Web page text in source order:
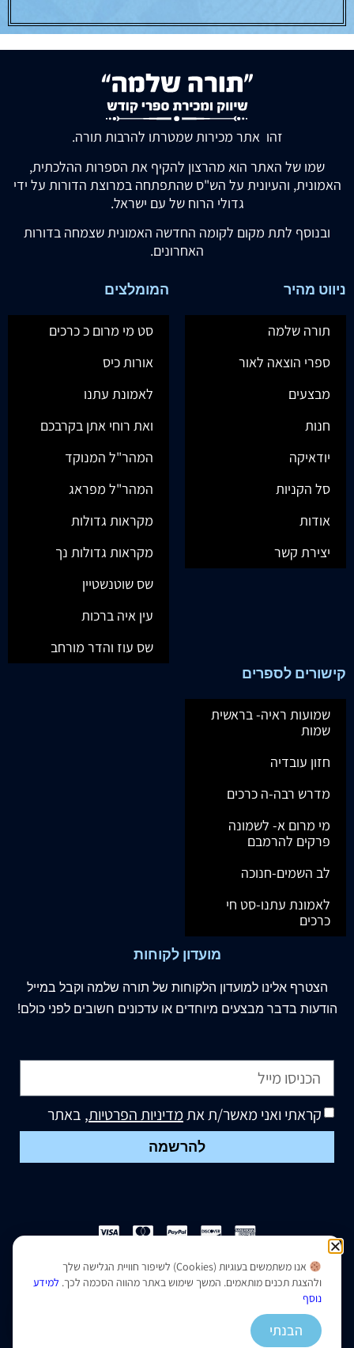
זהו אתר מכירות שמטרתו להרבות תורה.
שמו של האתר הוא מהרצון להקיף את הספרות ההלכתית,
האמונית, והעיונית על הש"ס שהתפתחה במרוצת הדורות על ידי
גדולי הרוח של עם ישראל.
ובנוסף לתת מקום לקומה החדשה האמונית שצמחה בדורות
האחרונים.
ניווט מהיר
תורה שלמה
ספרי הוצאה לאור
מבצעים
חנות
יודאיקה
סל הקניות
אודות
יצירת קשר
המומלצים
סט מי מרום כ כרכים
אורות כיס
לאמונת עתנו
ואת רוחי אתן בקרבכם
המהר"ל המנוקד
המהר"ל מפראג
מקראות גדולות
מקראות גדולות נך
שס שוטנשטיין
עין איה ברכות
שס עוז והדר מורחב
קישורים לספרים
שמועות ראיה- בראשית
שמות
חזון עובדיה
מדרש רבה-ה כרכים
מי מרום א- לשמונה
פרקים להרמבם
לב השמים-חנוכה
לאמונת עתנו-סט חי
כרכים
מועדון לקוחות
הצטרף אלינו למועדון הלקוחות של תורה שלמה וקבל במייל
הודעות בדבר מבצעים מיוחדים או עדכונים חשובים לפני כולם!
קראתי ואני מאשר/ת אתמדיניות הפרטיות, באתר
להרשמה
הצהרת נגישות|מדיניות פרטיות
נבנה ועוצב על ידי –
אנו משתמשים בעוגיות (Cookies) לשיפור חוויית הגלישה שלך
ולהצגת תכנים מותאמים. המשך שימוש באתר מהווה הסכמה לכך. למידע
נוסף
הבנתי